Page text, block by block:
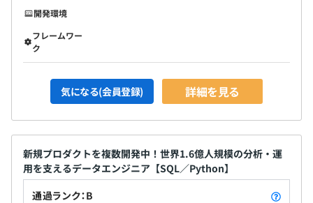
BigQuery
開発環境
フレームワー
ク
気になる(会員登録) 詳細を見る
新規プロダクトを複数開発中！世界1.6億人規模の分析・運
用を支えるデータエンジニア【SQL／Python】
通過ランク：B